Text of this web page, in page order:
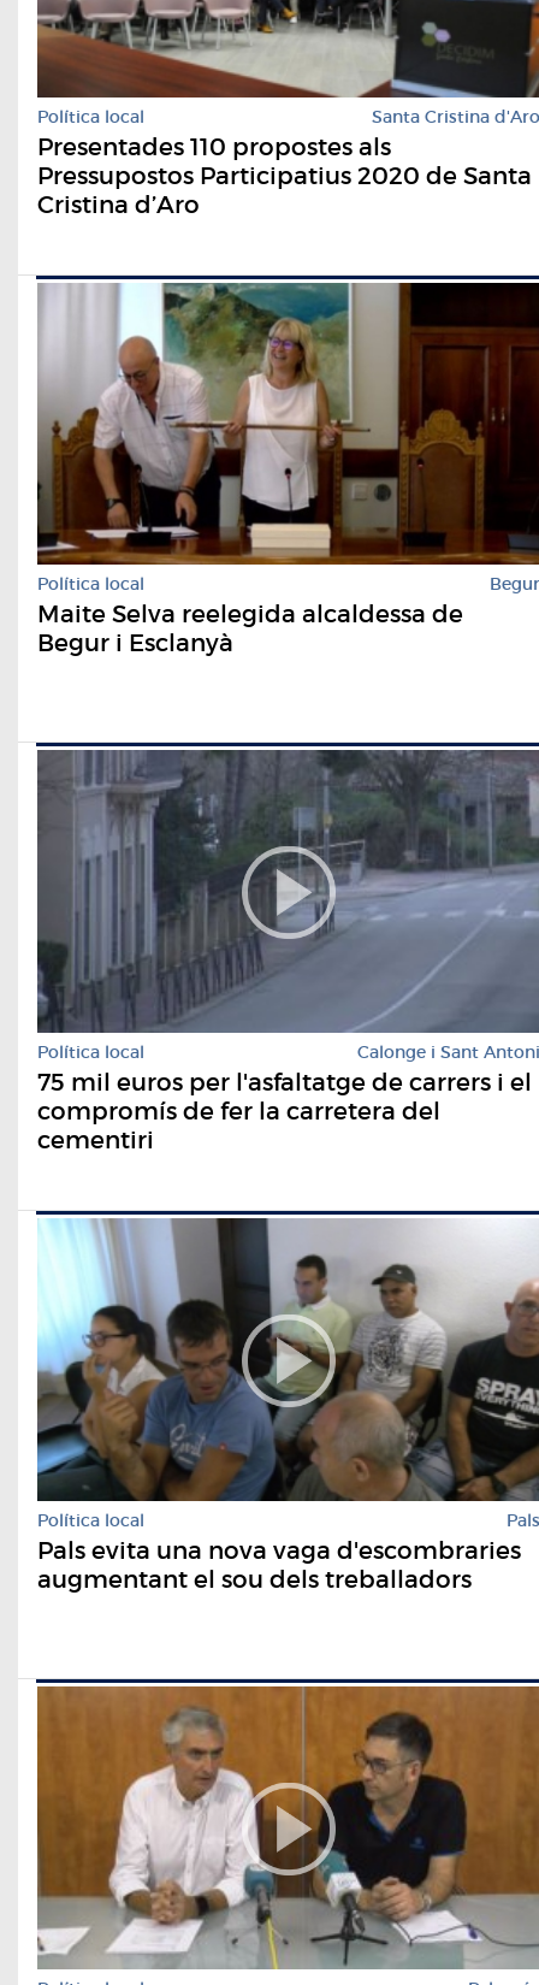
Política local Santa Cristina d'Aro
Presentades 110 propostes als
Pressupostos Participatius 2020 de Santa
Cristina d’Aro
Política local Begur
Maite Selva reelegida alcaldessa de
Begur i Esclanyà
Política local Calonge i Sant Antoni
75 mil euros per l'asfaltatge de carrers i el
compromís de fer la carretera del
cementiri
Política local Pals
Pals evita una nova vaga d'escombraries
augmentant el sou dels treballadors